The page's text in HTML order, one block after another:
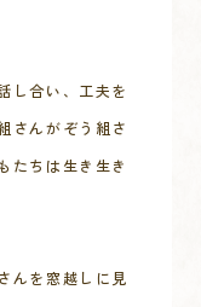
し合い、工夫を
さんがぞう組さ
たちは生き生き
んを窓越しに見